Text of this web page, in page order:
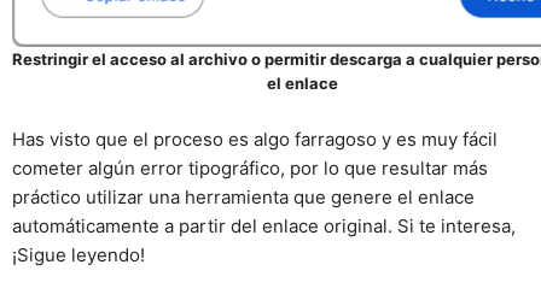
Restringir el acceso al archivo o permitir descarga a cualquier
el enlace
Has visto que el proceso es algo farragoso y es muy fácil
cometer algún error tipográfico, por lo que resultar más
práctico utilizar una herramienta que genere el enlace
automáticamente a partir del enlace original. Si te interesa,
¡Sigue leyendo!